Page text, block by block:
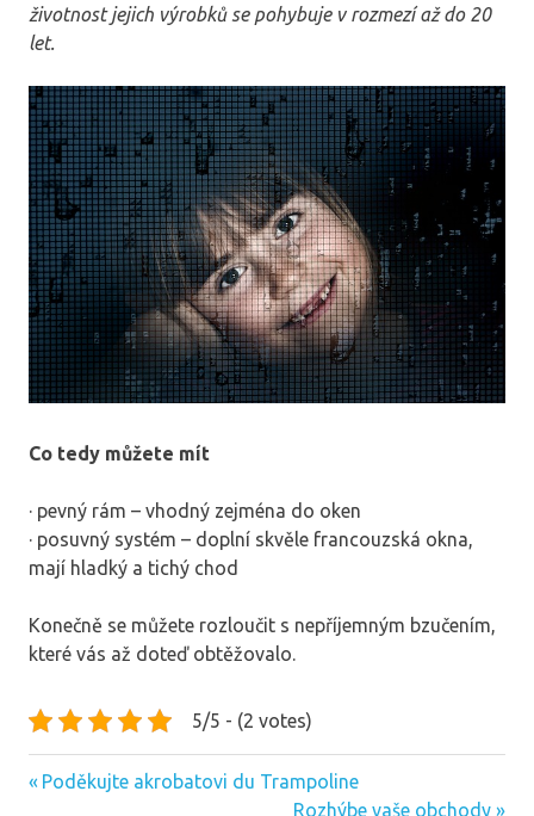
životnost jejich výrobků se pohybuje v rozmezí až do 20
let.
Co tedy můžete mít
· pevný rám – vhodný zejména do oken
· posuvný systém – doplní skvěle francouzská okna,
mají hladký a tichý chod
Konečně se můžete rozloučit s nepříjemným bzučením,
které vás až doteď obtěžovalo.
5/5 - (2 votes)
Navigace
Previous
Poděkujte akrobatovi du Trampoline
Next
Rozhýbe vaše obchody